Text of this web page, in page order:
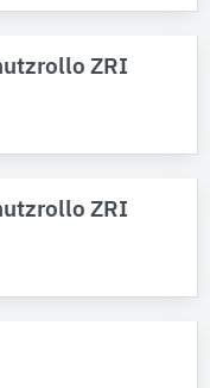
ZRI
ZRI